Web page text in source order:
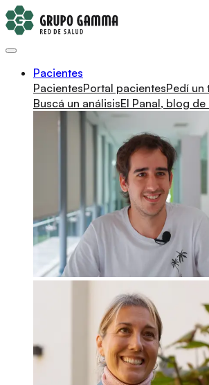
Pacientes
PacientesPortal pacientesPedí un
Buscá un análisisEl Panal, blog de